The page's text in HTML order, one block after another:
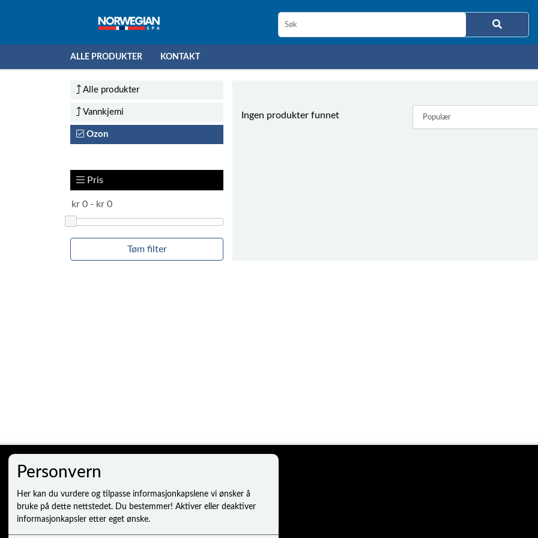
ALLE PRODUKTER KONTAKT
Alle produkter
Vannkjemi
Ozon
Pris
Tøm filter
Ingen produkter funnet
Logg inn
Ny kunde
Vilkår
Personvern
Her kan du vurdere og tilpasse informasjonkapslene vi ønsker å
bruke på dette nettstedet. Du bestemmer! Aktiver eller deaktiver
informasjonkapsler etter eget ønske.